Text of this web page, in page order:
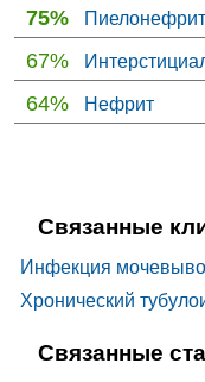
75% Пиелонефрит
67%
64% Нефрит
Связанные
Инфекция
Хронический
Связанные